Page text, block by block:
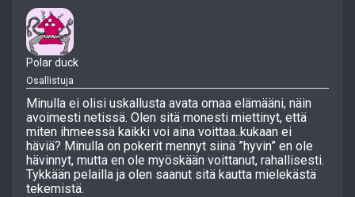
Polar duck
Osallistuja
Minulla ei olisi uskallusta avata omaa elämääni, näin
avoimesti netissä. Olen sitä monesti miettinyt, että
miten ihmeessä kaikki voi aina voittaa..kukaan ei
häviä? Minulla on pokerit mennyt siinä ”hyvin” en ole
hävinnyt, mutta en ole myöskään voittanut, rahallisesti.
Tykkään pelailla ja olen saanut sitä kautta mielekästä
tekemistä.